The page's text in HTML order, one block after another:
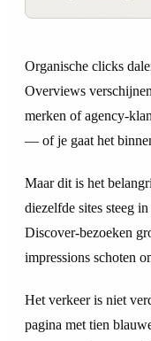
Organische clicks
Overviews
merken of agency-
— of je gaat het
Maar dit is het
diezelfde sites steeg
Discover-bezoeken
impressions schoten
Het verkeer is niet
pagina met tien